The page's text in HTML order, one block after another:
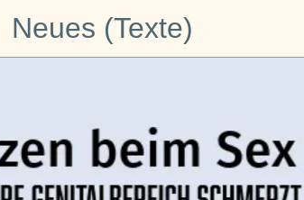
Neues (Texte)